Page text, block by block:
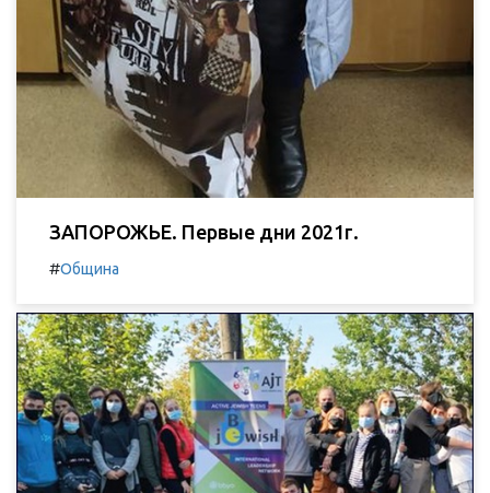
ЗАПОРОЖЬЕ. Первые дни 2021г.
#Община